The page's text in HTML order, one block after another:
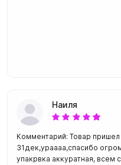
Наиля
Комментарий: Товар
31дек,ураааа,спасибо
упакрвка аккуратная,